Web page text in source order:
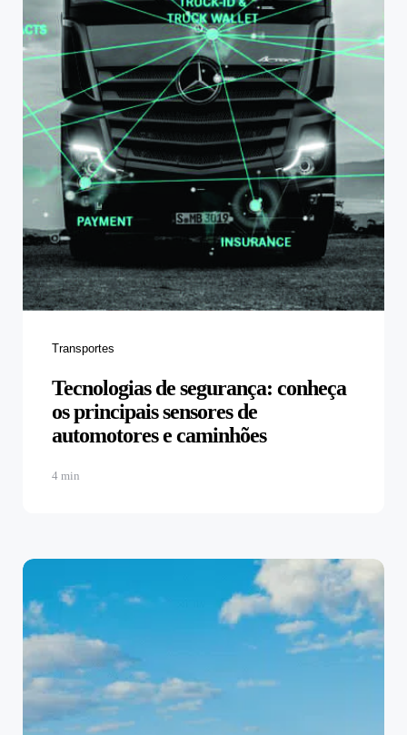
Categories
Transportes
Tecnologias de segurança: conheça
os principais sensores de
automotores e caminhões
4 min